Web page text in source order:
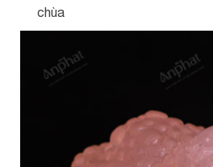
chùa